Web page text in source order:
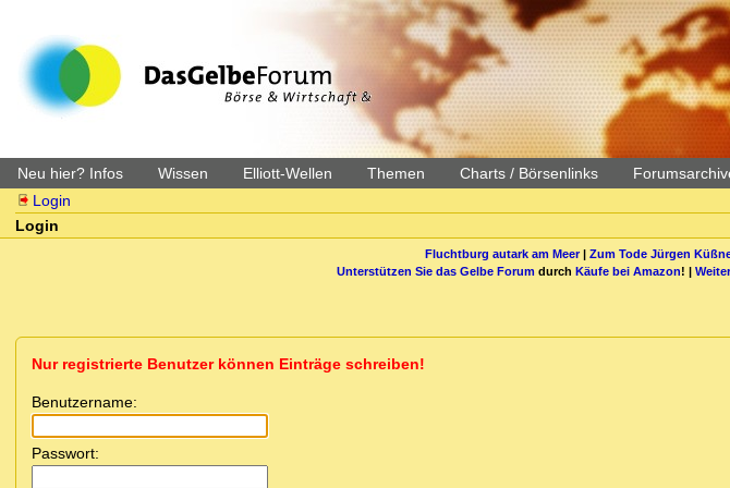
Neu hier? Infos Wissen Elliott-Wellen Themen Charts / Börsenlinks
Login
Login
Fluchtburg autark am Meer| Zum Tode Jürgen
Unterstützen Sie das Gelbe Forum durch Käufe bei Amazon! |
Nur registrierte Benutzer können Einträge schreiben!
Benutzername:
Passwort: